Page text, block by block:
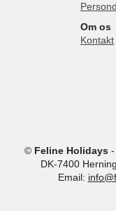
Om os
Kontakt
© Feline Holidays-
DK-7400 Herning
Email: